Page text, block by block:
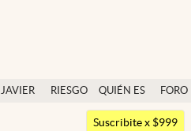
JAVIER
RIESGO
QUIÉN ES
QUIÉN
FORO
Argentina
Suscribite x $999